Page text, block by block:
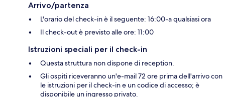
Arrivo/partenza
L'orario del check-in è il seguente: 16:00-a qualsiasi ora
Il check-out è previsto alle ore: 11:00
Istruzioni speciali per il check-in
Questa struttura non dispone di reception.
Gli ospiti riceveranno un'e-mail 72 ore prima dell'arrivo con
le istruzioni per il check-in e un codice di accesso; è
disponibile un ingresso privato.